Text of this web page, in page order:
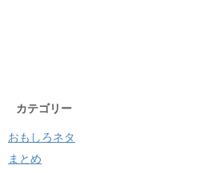
カテゴリー
おもしろネタ
まとめ